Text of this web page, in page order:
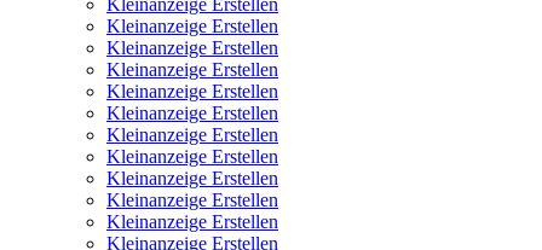
Kleinanzeige Erstellen
Kleinanzeige Erstellen
Kleinanzeige Erstellen
Kleinanzeige Erstellen
Kleinanzeige Erstellen
Kleinanzeige Erstellen
Kleinanzeige Erstellen
Kleinanzeige Erstellen
Kleinanzeige Erstellen
Kleinanzeige Erstellen
Kleinanzeige Erstellen